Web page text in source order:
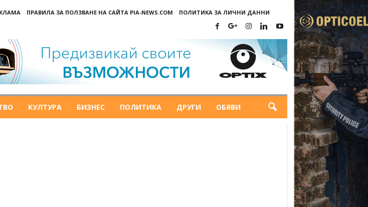
ПРАВИЛА ЗА ПОЛЗВАНЕ НА САЙТА PIA-NEWS.COM ПОЛИТИКА ЗА ЛИЧНИ ДАННИ
КУЛТУРА БИЗНЕС ПОЛИТИКА ДРУГИ ОБЯВИ